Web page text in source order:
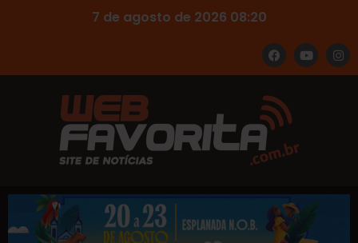
7 de agosto de 2026 08:20